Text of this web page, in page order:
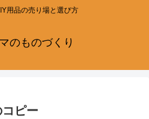
用品の売り場と選び方
のものづくり
ピー